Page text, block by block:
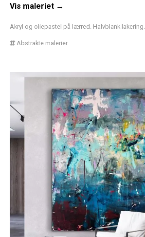
Vis maleriet →
Akryl og oliepastel på lærred. Halvblank lakering.
Abstrakte malerier